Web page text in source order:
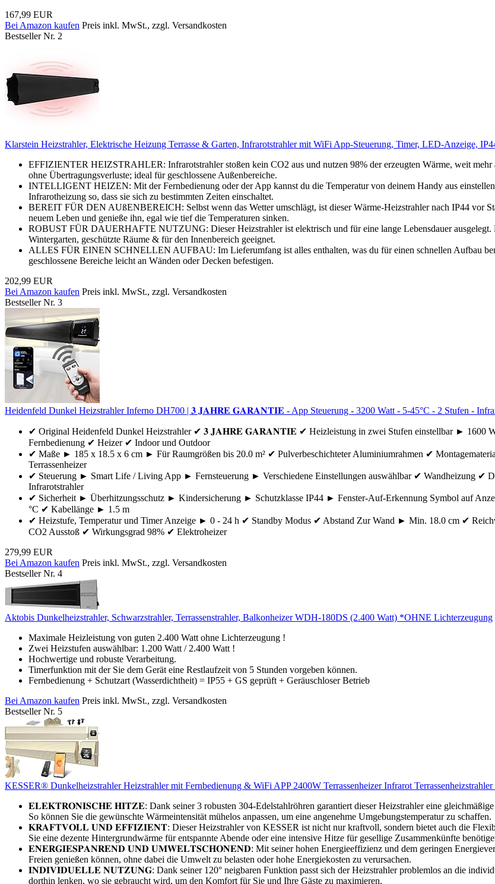
167,99 EUR
Bei Amazon kaufen Preis inkl. MwSt., zzgl. Versandkosten
Bestseller Nr. 2
Klarstein Heizstrahler, Elektrische Heizung Terrasse & Garten, Infrarotstrahler mit WiFi App-Steuerung, Timer, LED-Anzeige,
EFFIZIENTER HEIZSTRAHLER: Infrarotstrahler stoßen kein CO2 aus und nutzen 98% der erzeugten Wärme, weit
ohne Übertragungsverluste; ideal für geschlossene Außenbereiche.
INTELLIGENT HEIZEN: Mit der Fernbedienung oder der App kannst du die Temperatur von deinem Handy aus
Infrarotheizung so, dass sie sich zu bestimmten Zeiten einschaltet.
BEREIT FÜR DEN AUßENBEREICH: Selbst wenn das Wetter umschlägt, ist dieser Wärme-Heizstrahler nach IP44 vor
neuem Leben und genieße ihn, egal wie tief die Temperaturen sinken.
ROBUST FÜR DAUERHAFTE NUTZUNG: Dieser Heizstrahler ist elektrisch und für eine lange Lebensdauer ausgelegt.
Wintergarten, geschützte Räume & für den Innenbereich geeignet.
ALLES FÜR EINEN SCHNELLEN AUFBAU: Im Lieferumfang ist alles enthalten, was du für einen schnellen Aufbau
geschlossene Bereiche leicht an Wänden oder Decken befestigen.
202,99 EUR
Bei Amazon kaufen Preis inkl. MwSt., zzgl. Versandkosten
Bestseller Nr. 3
Heidenfeld Dunkel Heizstrahler Inferno DH700 | 𝟑 𝐉𝐀𝐇𝐑𝐄 𝐆𝐀𝐑𝐀𝐍𝐓𝐈𝐄 - App Steuerung - 3200 Watt - 5-45°C - 2 Stufen -
✔ Original Heidenfeld Dunkel Heizstrahler ✔ 𝟑 𝐉𝐀𝐇𝐑𝐄 𝐆𝐀𝐑𝐀𝐍𝐓𝐈𝐄 ✔ Heizleistung in zwei Stufen einstellbar ► 1600
Fernbedienung ✔ Heizer ✔ Indoor und Outdoor
✔ Maße ► 185 x 18.5 x 6 cm ► Für Raumgrößen bis 20.0 m² ✔ Pulverbeschichteter Aluminiumrahmen ✔
Terrassenheizer
✔ Steuerung ► Smart Life / Living App ► Fernsteuerung ► Verschiedene Einstellungen auswählbar ✔ Wandheizung ✔
Infrarotstrahler
✔ Sicherheit ► Überhitzungsschutz ► Kindersicherung ► Schutzklasse IP44 ► Fenster-Auf-Erkennung Symbol auf
°C ✔ Kabellänge ► 1.5 m
✔ Heizstufe, Temperatur und Timer Anzeige ► 0 - 24 h ✔ Standby Modus ✔ Abstand Zur Wand ► Min. 18.0 cm ✔
CO2 Ausstoß ✔ Wirkungsgrad 98% ✔ Elektroheizer
279,99 EUR
Bei Amazon kaufen Preis inkl. MwSt., zzgl. Versandkosten
Bestseller Nr. 4
Aktobis Dunkelheizstrahler, Schwarzstrahler, Terrassenstrahler, Balkonheizer WDH-180DS (2.400 Watt) *OHNE Lichterzeugung
Maximale Heizleistung von guten 2.400 Watt ohne Lichterzeugung !
Zwei Heizstufen auswählbar: 1.200 Watt / 2.400 Watt !
Hochwertige und robuste Verarbeitung.
Timerfunktion mit der Sie dem Gerät eine Restlaufzeit von 5 Stunden vorgeben können.
Fernbedienung + Schutzart (Wasserdichtheit) = IP55 + GS geprüft + Geräuschloser Betrieb
Bei Amazon kaufen Preis inkl. MwSt., zzgl. Versandkosten
Bestseller Nr. 5
KESSER® Dunkelheizstrahler Heizstrahler mit Fernbedienung & WiFi APP 2400W Terrassenheizer Infrarot
𝐄𝐋𝐄𝐊𝐓𝐑𝐎𝐍𝐈𝐒𝐂𝐇𝐄 𝐇𝐈𝐓𝐙𝐄: Dank seiner 3 robusten 304-Edelstahlröhren garantiert dieser Heizstrahler eine gleichmäßige
So können Sie die gewünschte Wärmeintensität mühelos anpassen, um eine angenehme Umgebungstemperatur zu schaffen.
𝐊𝐑𝐀𝐅𝐓𝐕𝐎𝐋𝐋 𝐔𝐍𝐃 𝐄𝐅𝐅𝐈𝐙𝐈𝐄𝐍𝐓: Dieser Heizstrahler von KESSER ist nicht nur kraftvoll, sondern bietet auch die
Sie eine dezente Hintergrundwärme für entspannte Abende oder eine intensive Hitze für gesellige Zusammenkünfte
𝐄𝐍𝐄𝐑𝐆𝐈𝐄𝐒𝐏𝐀𝐍𝐑𝐄𝐍𝐃 𝐔𝐍𝐃 𝐔𝐌𝐖𝐄𝐋𝐓𝐒𝐂𝐇𝐎𝐍𝐄𝐍𝐃: Mit seiner hohen Energieeffizienz und dem geringen
Freien genießen können, ohne dabei die Umwelt zu belasten oder hohe Energiekosten zu verursachen.
𝐈𝐍𝐃𝐈𝐕𝐈𝐃𝐔𝐄𝐋𝐋𝐄 𝐍𝐔𝐓𝐙𝐔𝐍𝐆: Dank seiner 120° neigbaren Funktion passt sich der Heizstrahler problemlos an die
dorthin lenken, wo sie gebraucht wird, um den Komfort für Sie und Ihre Gäste zu maximieren.